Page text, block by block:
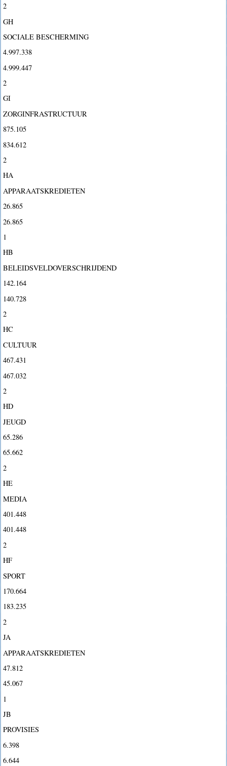
2
GH
SOCIALE BESCHERMING
4.997.338
4.999.447
2
GI
ZORGINFRASTRUCTUUR
875.105
834.612
2
HA
APPARAATSKREDIETEN
26.865
26.865
1
HB
BELEIDSVELDOVERSCHRIJDEND
142.164
140.728
2
HC
CULTUUR
467.431
467.032
2
HD
JEUGD
65.286
65.662
2
HE
MEDIA
401.448
401.448
2
HF
SPORT
170.664
183.235
2
JA
APPARAATSKREDIETEN
47.812
45.067
1
JB
PROVISIES
6.398
6.644